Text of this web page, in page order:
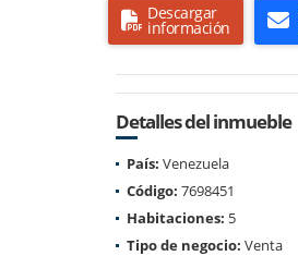
Descargar
información
Detalles del inmueble
País: Venezuela
Código: 7698451
Habitaciones: 5
Tipo de negocio: Venta